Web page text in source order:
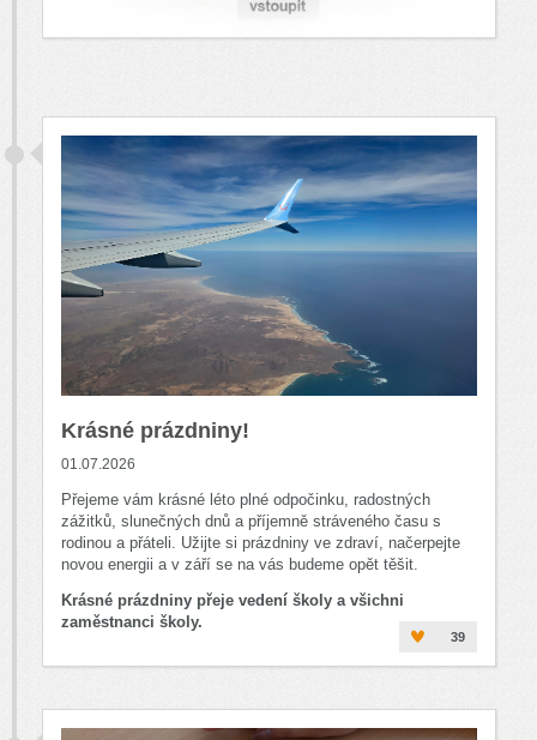
Krásné prázdniny!
01.07.2026
Přejeme vám krásné léto plné odpočinku, radostných
zážitků, slunečných dnů a příjemně stráveného času s
rodinou a přáteli. Užijte si prázdniny ve zdraví, načerpejte
novou energii a v září se na vás budeme opět těšit.
Krásné prázdniny přeje vedení školy a všichni
zaměstnanci školy.
39